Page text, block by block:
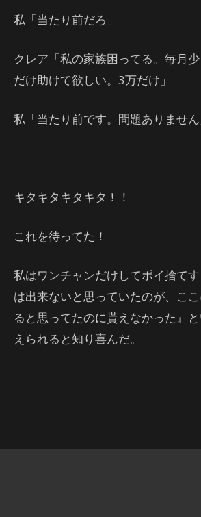
私「当たり前だろ」
クレア「私の家族困ってる。毎月
だけ助けて欲しい。3万だけ」
私「当たり前です。問題ありません
キタキタキタキタ！！
これを待ってた！
私はワンチャンだけしてポイ捨て
は出来ないと思っていたのが、こ
ると思ってたのに貰えなかった』
えられると知り喜んだ。